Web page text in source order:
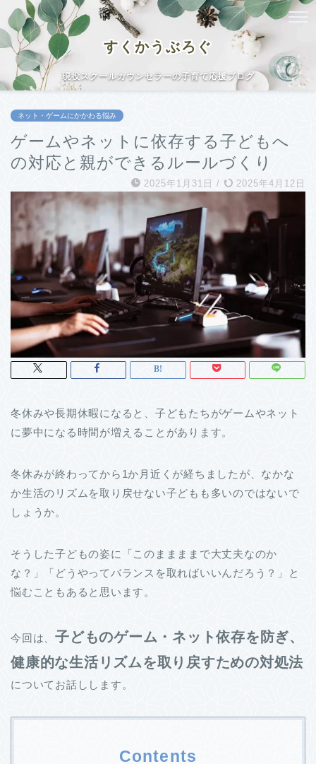
すくかうぶろぐ
現役スクールカウンセラーの子育て応援ブログ
ネット・ゲームにかかわる悩み
ゲームやネットに依存する子どもへ
の対応と親ができるルールづくり
2025年1月31日 / 2025年4月12日
冬休みや長期休暇になると、子どもたちがゲームやネット
に夢中になる時間が増えることがあります。
冬休みが終わってから1か月近くが経ちましたが、なかな
か生活のリズムを取り戻せない子どもも多いのではないで
しょうか。
そうした子どもの姿に「このままままで大丈夫なのか
な？」「どうやってバランスを取ればいいんだろう？」と
悩むこともあると思います。
今回は、子どものゲーム・ネット依存を防ぎ、
健康的な生活リズムを取り戻すための対処法
についてお話しします。
Contents